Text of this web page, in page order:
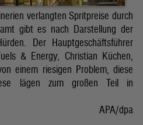
verlangten Spritpreise durch
gibt es nach Darstellung der
Der Hauptgeschäftsführer
& Energy, Christian Küchen,
einem riesigen Problem, diese
lägen zum großen Teil in
APA/dpa